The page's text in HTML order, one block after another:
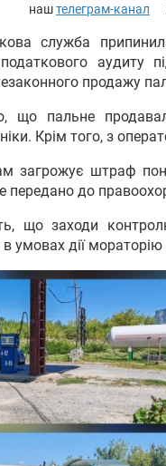
наштелеграм-канал
служба
аудиту
продажу
що пальне
Крім того, з
загрожує штраф
передано до
що заходи
умовах дії мораторію